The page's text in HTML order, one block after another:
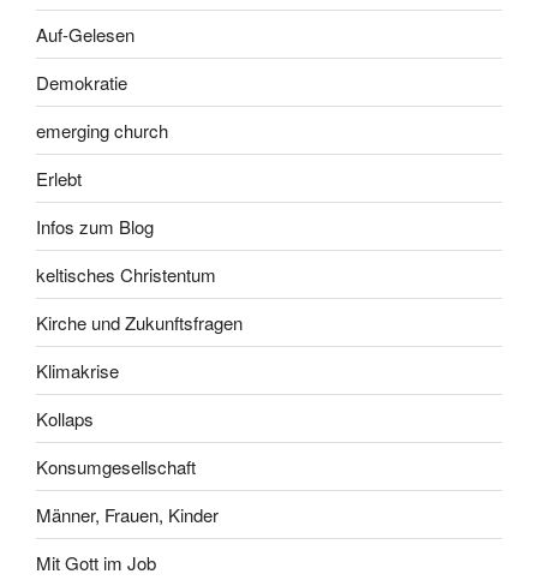
Auf-Gelesen
Demokratie
emerging church
Erlebt
Infos zum Blog
keltisches Christentum
Kirche und Zukunftsfragen
Klimakrise
Kollaps
Konsumgesellschaft
Männer, Frauen, Kinder
Mit Gott im Job